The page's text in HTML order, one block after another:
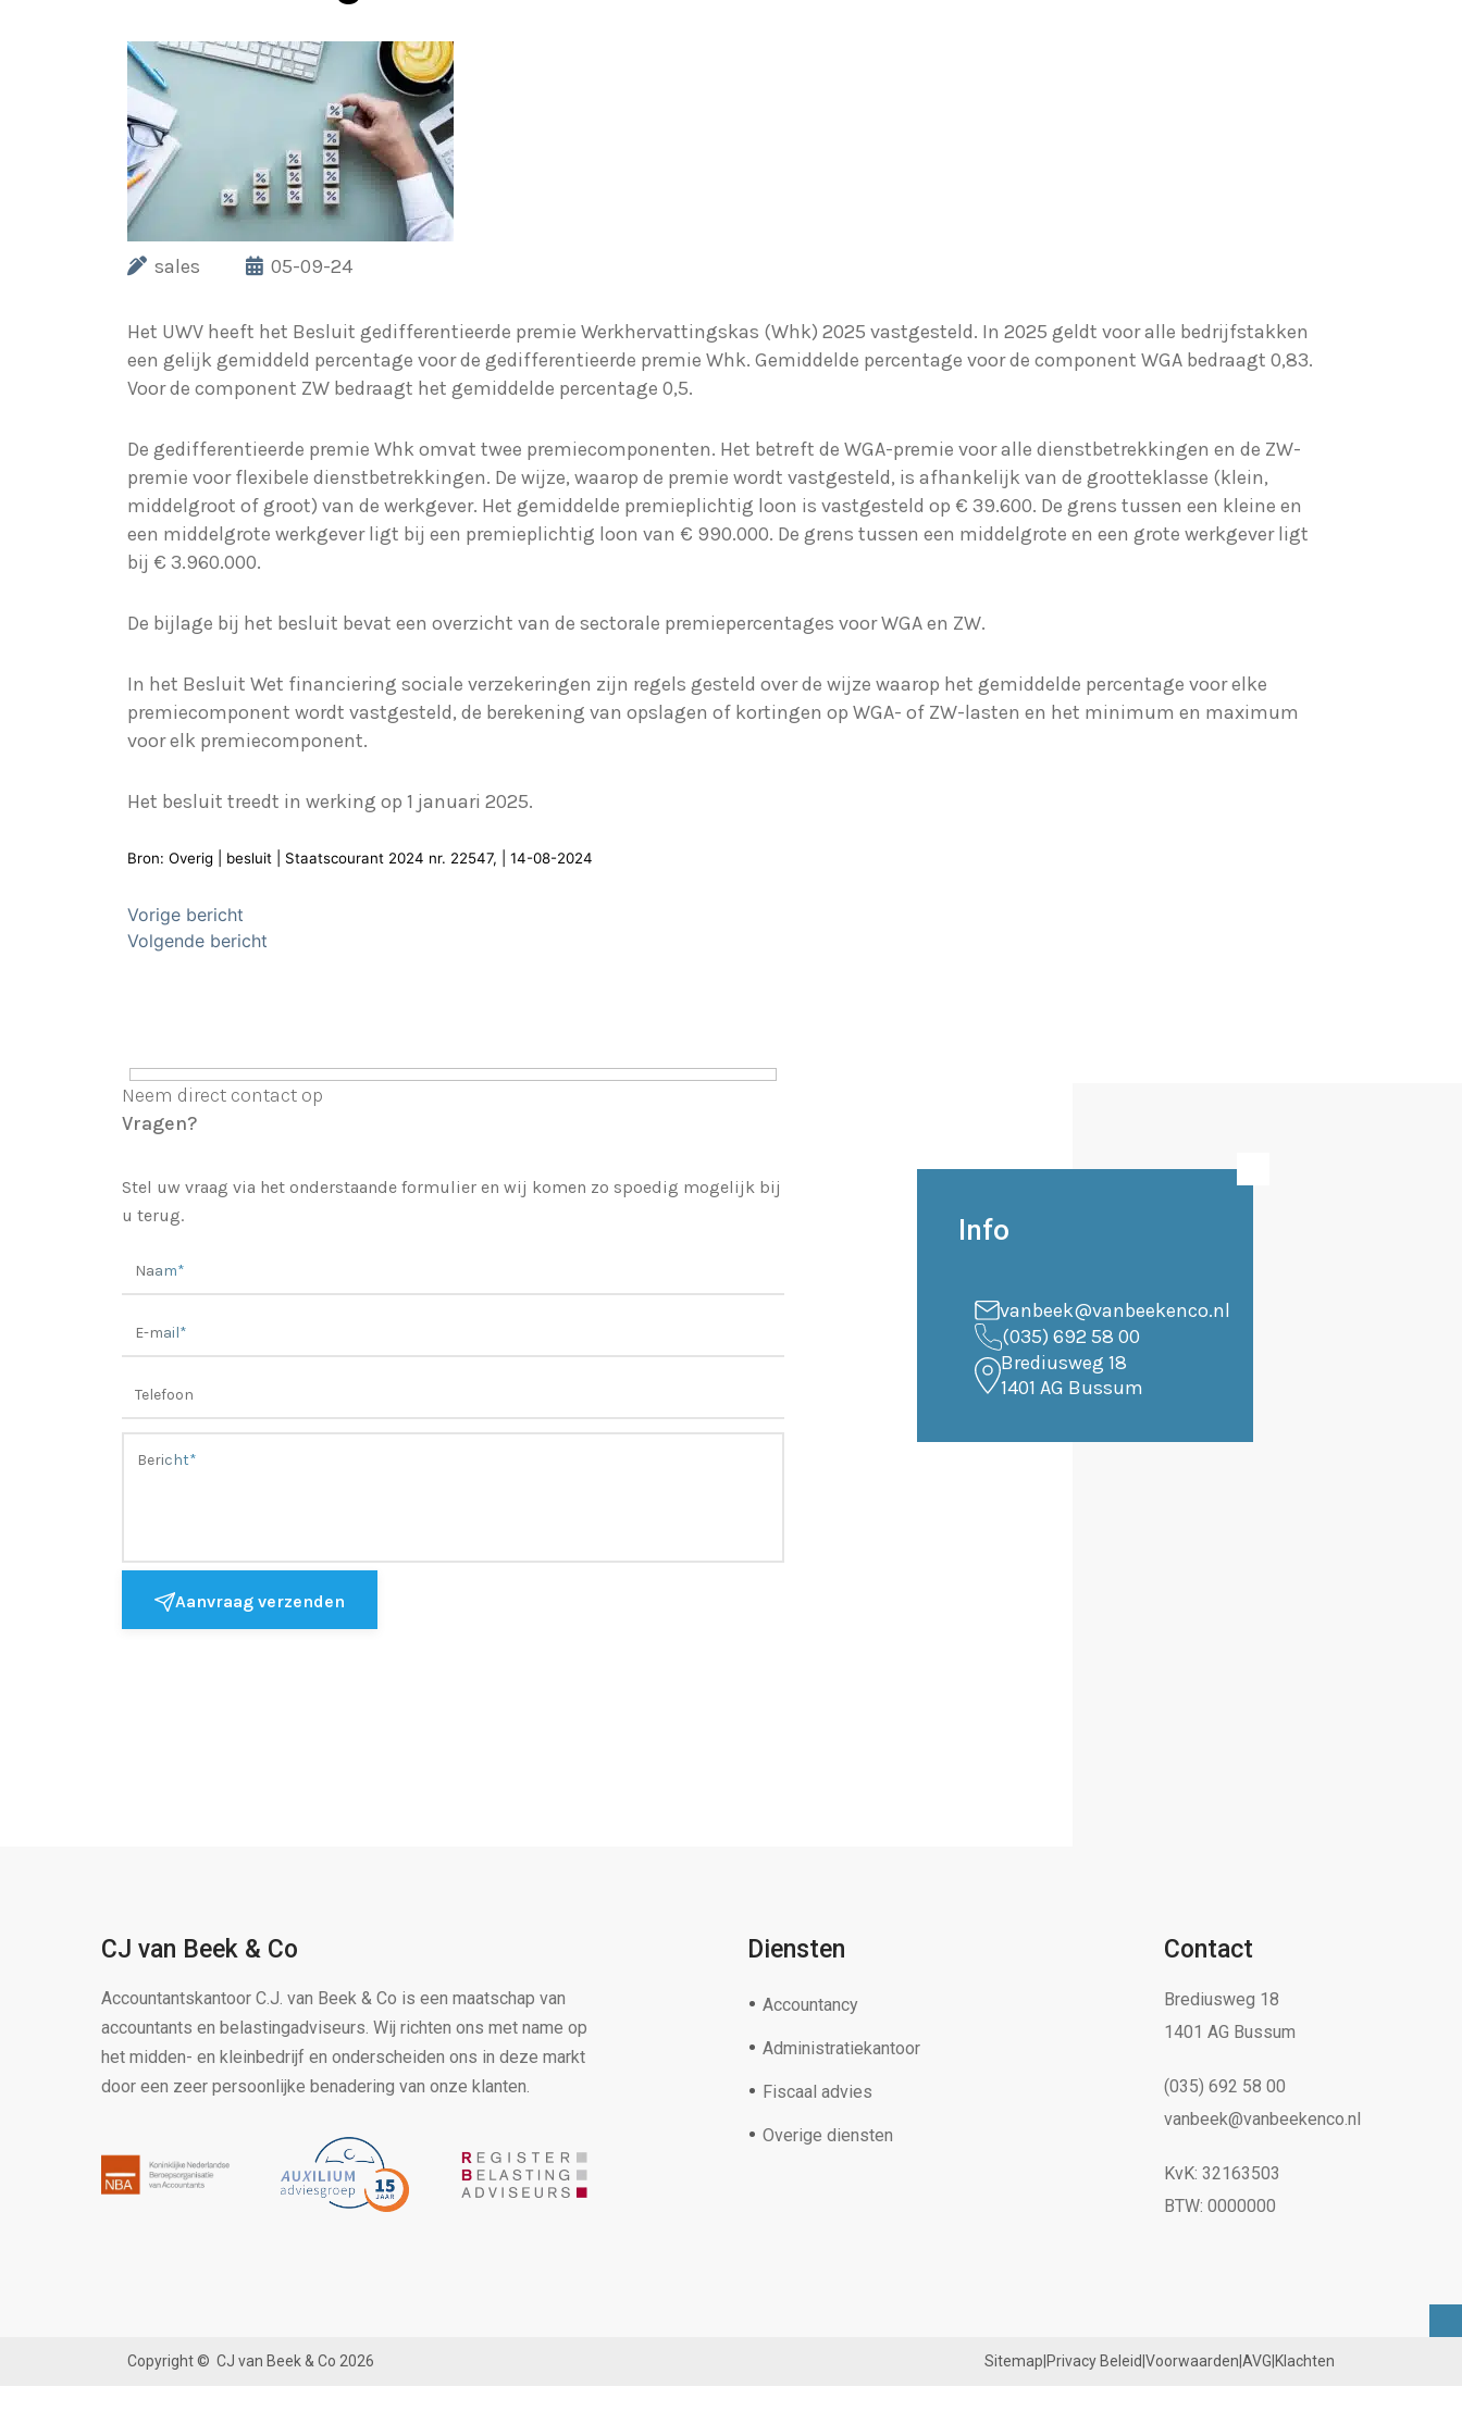
sales 05-09-24
Het UWV heeft het Besluit gedifferentieerde premie Werkhervattingskas (Whk) 2025 vastgesteld. In 2025 geldt voor alle bedrijfstakken
een gelijk gemiddeld percentage voor de gedifferentieerde premie Whk. Gemiddelde percentage voor de component WGA bedraagt 0,83.
Voor de component ZW bedraagt het gemiddelde percentage 0,5.
De gedifferentieerde premie Whk omvat twee premiecomponenten. Het betreft de WGA-premie voor alle dienstbetrekkingen en de ZW-
premie voor flexibele dienstbetrekkingen. De wijze, waarop de premie wordt vastgesteld, is afhankelijk van de grootteklasse (klein,
middelgroot of groot) van de werkgever. Het gemiddelde premieplichtig loon is vastgesteld op € 39.600. De grens tussen een kleine en
een middelgrote werkgever ligt bij een premieplichtig loon van € 990.000. De grens tussen een middelgrote en een grote werkgever ligt
bij € 3.960.000.
De bijlage bij het besluit bevat een overzicht van de sectorale premiepercentages voor WGA en ZW.
In het Besluit Wet financiering sociale verzekeringen zijn regels gesteld over de wijze waarop het gemiddelde percentage voor elke
premiecomponent wordt vastgesteld, de berekening van opslagen of kortingen op WGA- of ZW-lasten en het minimum en maximum
voor elk premiecomponent.
Het besluit treedt in werking op 1 januari 2025.
Bron: Overig | besluit | Staatscourant 2024 nr. 22547, | 14-08-2024
Bericht
navigatie
Vorige bericht
Volgende bericht
Neem direct contact op
Vragen?
Stel uw vraag via het onderstaande formulier en wij komen zo spoedig mogelijk bij
u terug.
Aanvraag verzenden
Info
vanbeek@vanbeekenco.nl
(035) 692 58 00
Brediusweg 18
1401 AG Bussum
CJ van Beek & Co
Accountantskantoor C.J. van Beek & Co is een maatschap van
accountants en belastingadviseurs. Wij richten ons met name op
het midden- en kleinbedrijf en onderscheiden ons in deze markt
door een zeer persoonlijke benadering van onze klanten.
Diensten
Accountancy
Administratiekantoor
Fiscaal advies
Overige diensten
Contact
Brediusweg 18
1401 AG Bussum
(035) 692 58 00
vanbeek@vanbeekenco.nl
KvK: 32163503
BTW: 0000000
Copyright © CJ van Beek & Co 2026 Sitemap Privacy Beleid Voorwaarden AVG Klachten